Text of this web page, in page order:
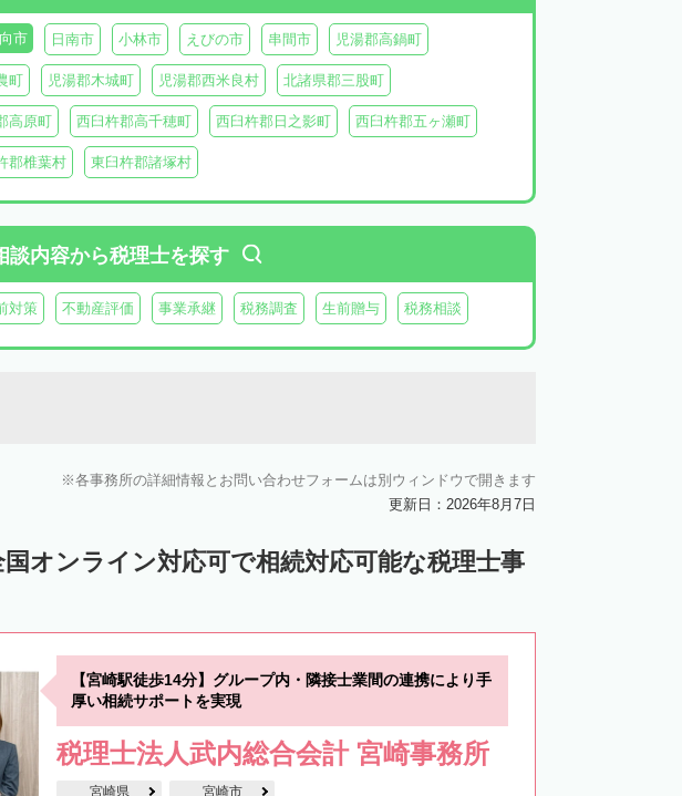
市 日南市 小林市 えびの市 串間市 児湯郡高鍋町
町 児湯郡木城町 児湯郡西米良村 北諸県郡三股町
高原町 西臼杵郡高千穂町 西臼杵郡日之影町 西臼杵郡五ヶ瀬町
郡椎葉村 東臼杵郡諸塚村
談内容から税理士を探す
対策 不動産評価 事業承継 税務調査 生前贈与 税務相談
各事務所の詳細情報とお問い合わせフォームは別ウィンドウで開きます
更新日：2026年8月7日
オンライン対応可で相続対応可能な税理士事
【宮崎駅徒歩14分】グループ内・隣接士業間の連携により手
厚い相続サポートを実現
税理士法人武内総合会計 宮崎事務所
宮崎県 宮崎市